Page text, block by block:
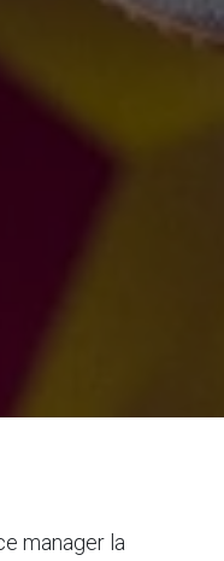
manager la